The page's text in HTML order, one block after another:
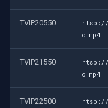
TVIP20550
o.mp4
TVIP21550
o.mp4
TVIP22500